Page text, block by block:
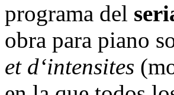
programa del
obra para piano
et d‘intensites